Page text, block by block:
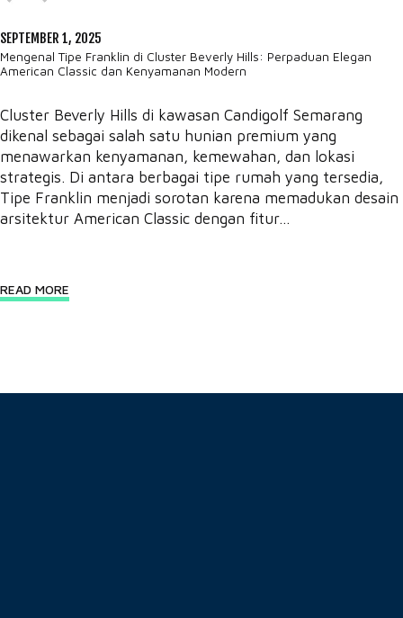
SEPTEMBER 1, 2025
Mengenal Tipe Franklin di Cluster Beverly Hills: Perpaduan Elegan
American Classic dan Kenyamanan Modern
Cluster Beverly Hills di kawasan Candigolf Semarang
dikenal sebagai salah satu hunian premium yang
menawarkan kenyamanan, kemewahan, dan lokasi
strategis. Di antara berbagai tipe rumah yang tersedia,
Tipe Franklin menjadi sorotan karena memadukan desain
arsitektur American Classic dengan fitur...
READ MORE